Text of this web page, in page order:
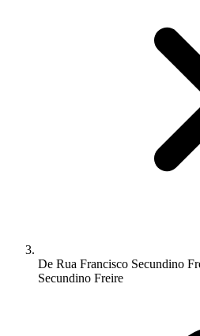
De Rua Francisco Secundino
Secundino Freire